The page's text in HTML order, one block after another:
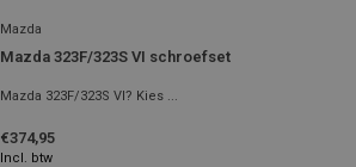
Mazda
Mazda 323F/323S VI schroefset
Mazda 323F/323S VI? Kies ...
€374,95
Incl. btw